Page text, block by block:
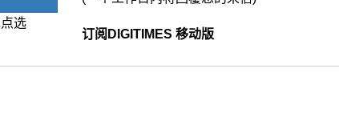
选
订阅DIGITIMES 移动版